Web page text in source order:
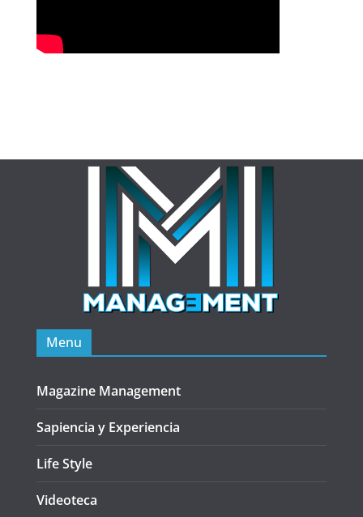
Menu
Magazine Management
Sapiencia y Experiencia
Life Style
Videoteca